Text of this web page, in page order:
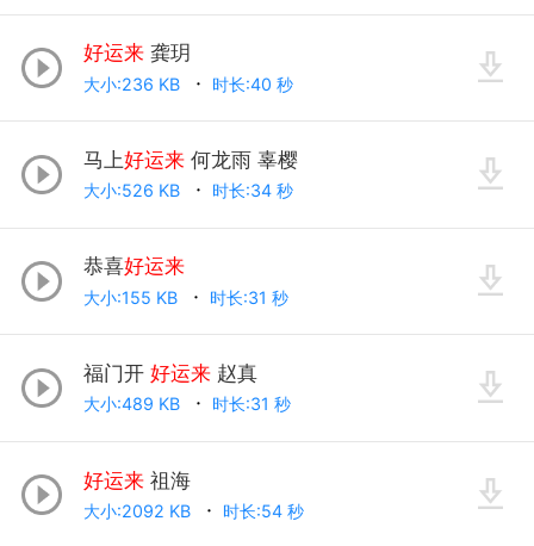
好运来龚玥
大小:236 KB 时长:40 秒
马上好运来何龙雨 辜樱
大小:526 KB 时长:34 秒
恭喜好运来
大小:155 KB 时长:31 秒
福门开 好运来赵真
大小:489 KB 时长:31 秒
好运来祖海
大小:2092 KB 时长:54 秒